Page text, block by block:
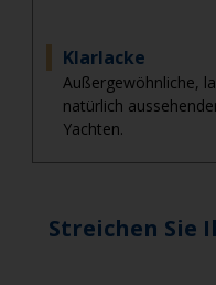
Klarlacke
Außergewöhnliche,
natürlich
Yachten.
Streichen Sie